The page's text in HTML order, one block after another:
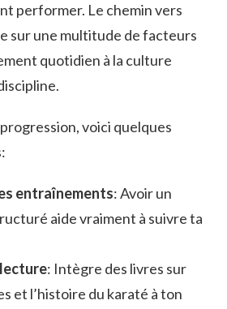
performer. Le chemin vers
sur une multitude de facteurs
quotidien à la culture
voici quelques
entraînements: Avoir un
aide vraiment à suivre ta
: Intègre des livres sur
et l’histoire du karaté à ton